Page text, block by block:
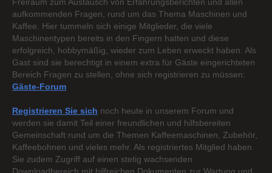
aufkommenden Fragen, rund um das Thema Maschinen und
Kaffee. Hier tummeln sich einige Mitglieder, die viele
Maschinentypen bereits in den Fingern hatten und diese
erfolgreich, hobbymäßig, wieder zum Leben erweckt haben. Als
Gast sind sie berechtigt in einem extra für Gäste eingerichteten
Bereich Fragen zu stellen, ohne sich registrieren zu müssen:
Gäste-Forum
Registrieren Sie sich noch heute in unserem Forum und
werden sie damit Teil einer freundlichen und hilfsbereiten
Gemeinschaft rund um die Themen Kaffeemaschinen, Zubehör,
Kaffeebohnen und vieles mehr. Als registriertes Mitglied haben
Sie zudem Zugriff auf einen stetig wachsenden